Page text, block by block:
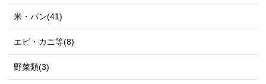
米・パン(41)
エビ・カニ等(8)
野菜類(3)